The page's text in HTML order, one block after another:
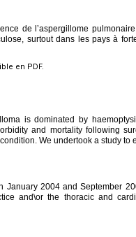
de l’aspergillome
surtout dans les pays à
en PDF.
is dominated by
and mortality following
We undertook a study to
January 2004 and September
and\or the thoracic and